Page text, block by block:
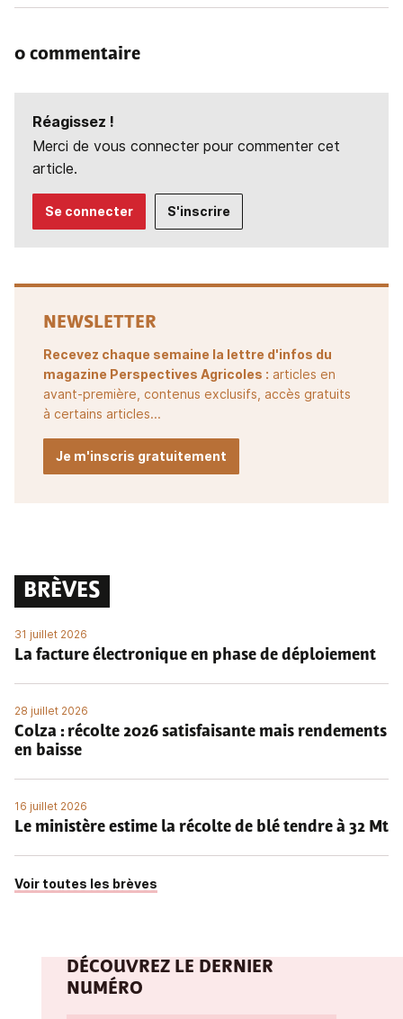
0 commentaire
Réagissez !
Merci de vous connecter pour commenter cet
article.
Se connecter S'inscrire
NEWSLETTER
Recevez chaque semaine la lettre d'infos du
magazine Perspectives Agricoles : articles en
avant-première, contenus exclusifs, accès gratuits
à certains articles...
Je m'inscris gratuitement
BRÈVES
31 juillet 2026
La facture électronique en phase de déploiement
28 juillet 2026
Colza : récolte 2026 satisfaisante mais rendements
en baisse
16 juillet 2026
Le ministère estime la récolte de blé tendre à 32 Mt
Voir toutes les brèves
DÉCOUVREZ LE DERNIER
NUMÉRO